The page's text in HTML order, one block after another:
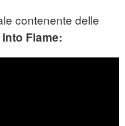
contenente delle
Flame: